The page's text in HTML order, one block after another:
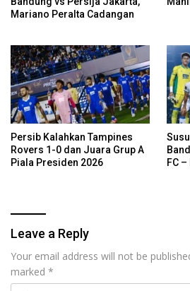
Mariano Peralta Cadangan
Persib Kalahkan Tampines
Rovers 1-0 dan Juara Grup A
Piala Presiden 2026
FC
Leave a Reply
Your email address will not be
marked *